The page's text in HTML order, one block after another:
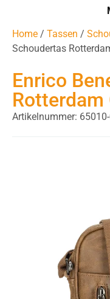
Home / Tassen /
Schoudertas
Enrico
Rotterdam
Artikelnummer: